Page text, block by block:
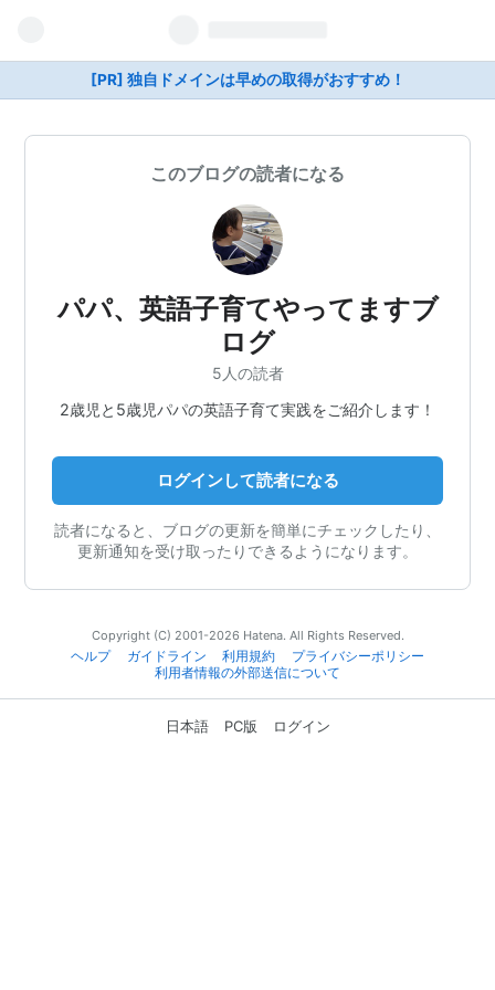
[PR] 独自ドメインは早めの取得がおすすめ！
このブログの読者になる
パパ、英語子育てやってますブ
ログ
5人の読者
2歳児と5歳児パパの英語子育て実践をご紹介します！
ログインして読者になる
読者になると、ブログの更新を簡単にチェックしたり、
更新通知を受け取ったりできるようになります。
Copyright (C) 2001-2026 Hatena. All Rights Reserved.
ヘルプ
ガイドライン 利用規約
プライバシーポリシー
利用者情報の外部送信について
日本語 PC版 ログイン